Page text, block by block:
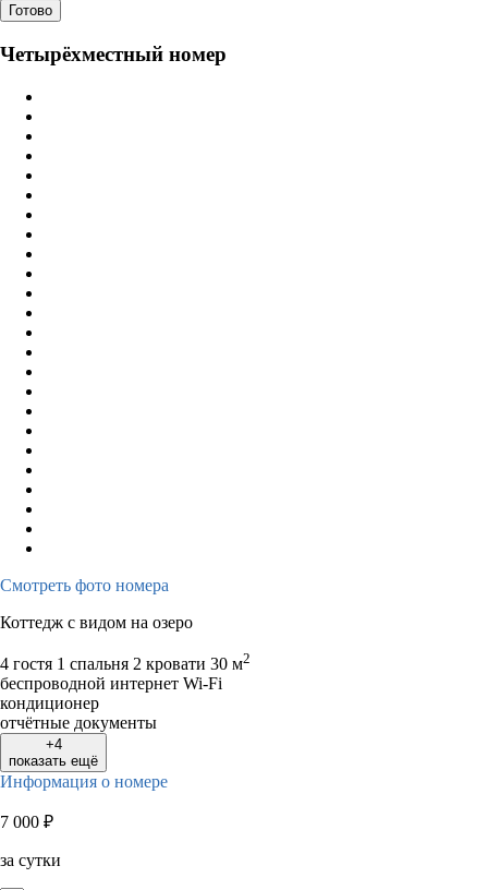
Готово
Четырёхместный номер
Смотреть фото номера
Коттедж с видом на озеро
4 гостя 1 спальня 2 кровати 30 м2
беспроводной интернет Wi-Fi
кондиционер
отчётные документы
+4
показать ещё
Информация о номере
7 000 ₽
за сутки